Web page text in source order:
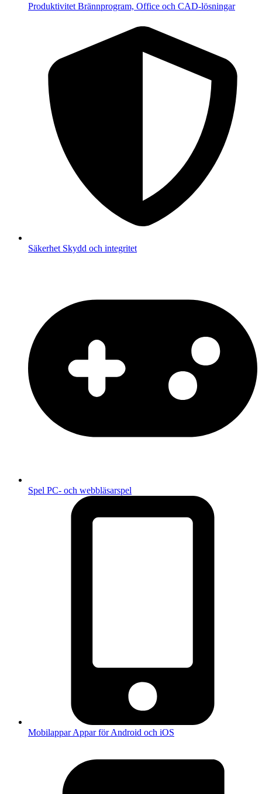
Produktivitet Brännprogram, Office och CAD-lösningar
Säkerhet Skydd och integritet
Spel PC- och webbläsarspel
MobilapparAppar för Android och iOS